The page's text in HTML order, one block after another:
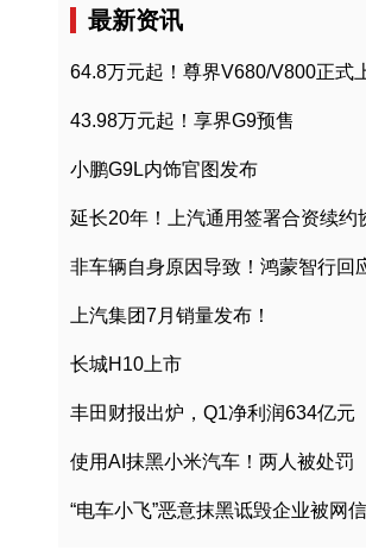
最新资讯
64.8万元起！尊界V680/V800正式
43.98万元起！享界G9预售
小鹏G9L内饰官图发布
延长20年！上汽通用签署合资续约
上汽集团7月销量发布！
长城H10上市
丰田财报出炉，Q1净利润634亿元
使用AI抹黑小米汽车！两人被处罚
“电车小飞”恶意抹黑诋毁企业被网